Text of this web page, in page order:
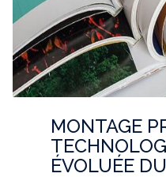
MONTAGE
ÉVOLUÉE